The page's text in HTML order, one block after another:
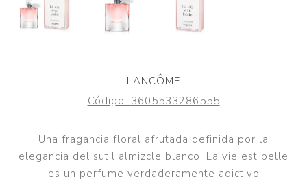
LANCÔME
Código: 3605533286555
Una fragancia floral afrutada definida por la
elegancia del sutil almizcle blanco. La vie est belle
es un perfume verdaderamente adictivo